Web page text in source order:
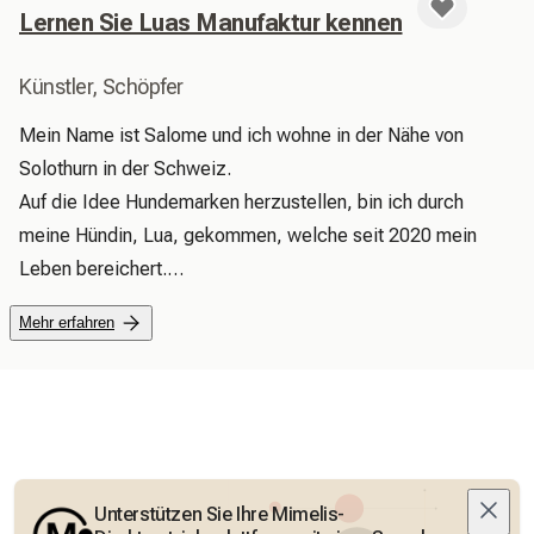
Lernen Sie Luas Manufaktur kennen
Künstler, Schöpfer
Mein Name ist Salome und ich wohne in der Nähe von
Solothurn in der Schweiz.
Auf die Idee Hundemarken herzustellen, bin ich durch
meine Hündin, Lua, gekommen, welche seit 2020 mein
Leben bereichert.
Da ich immer nur Hundemarken gefunden habe, welche ein
störendes Geräusch verursachen, habe ich angefangen,
Shop.
Mehr erfahren
Unterstützen Sie Ihre Mimelis-